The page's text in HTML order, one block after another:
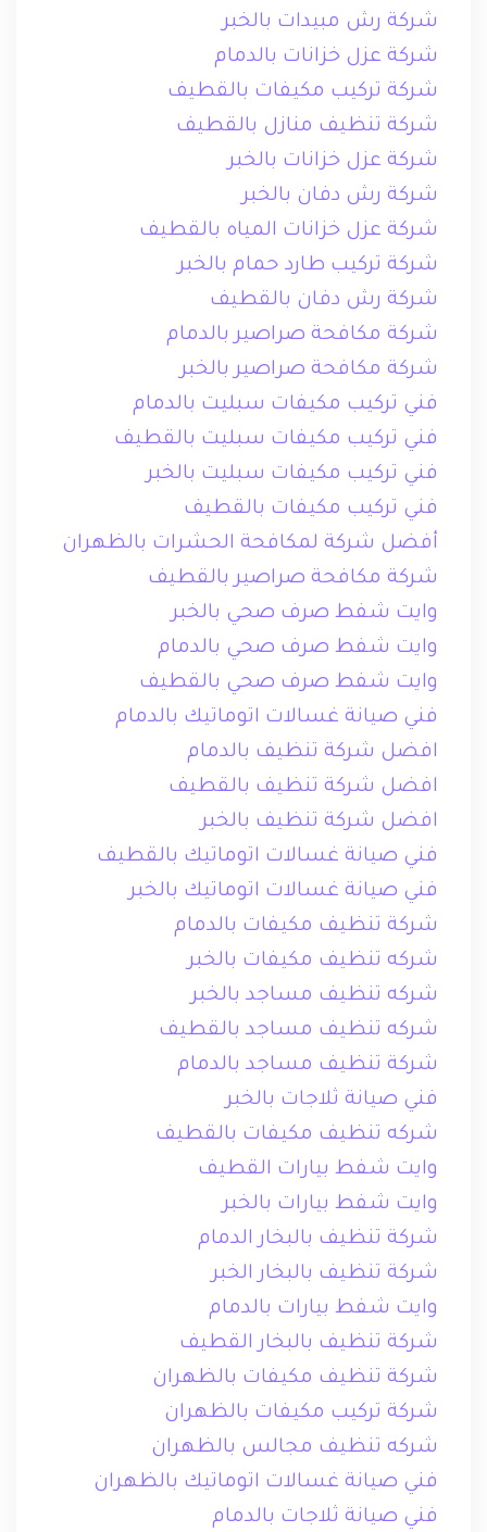
شركة رش مبيدات بالخبر
شركة عزل خزانات بالدمام
شركة تركيب مكيفات بالقطيف
شركة تنظيف منازل بالقطيف
شركة عزل خزانات بالخبر
شركة رش دفان بالخبر
شركة عزل خزانات المياه بالقطيف
شركة تركيب طارد حمام بالخبر
شركة رش دفان بالقطيف
شركة مكافحة صراصير بالدمام
شركة مكافحة صراصير بالخبر
فني تركيب مكيفات سبليت بالدمام
فني تركيب مكيفات سبليت بالقطيف
فني تركيب مكيفات سبليت بالخبر
فني تركيب مكيفات بالقطيف
أفضل شركة لمكافحة الحشرات بالظهران
شركة مكافحة صراصير بالقطيف
وايت شفط صرف صحي بالخبر
وايت شفط صرف صحي بالدمام
وايت شفط صرف صحي بالقطيف
فني صيانة غسالات اتوماتيك بالدمام
افضل شركة تنظيف بالدمام
افضل شركة تنظيف بالقطيف
افضل شركة تنظيف بالخبر
فني صيانة غسالات اتوماتيك بالقطيف
فني صيانة غسالات اتوماتيك بالخبر
شركة تنظيف مكيفات بالدمام
شركه تنظيف مكيفات بالخبر
شركه تنظيف مساجد بالخبر
شركه تنظيف مساجد بالقطيف
شركة تنظيف مساجد بالدمام
فني صيانة ثلاجات بالخبر
شركه تنظيف مكيفات بالقطيف
وايت شفط بيارات القطيف
وايت شفط بيارات بالخبر
شركة تنظيف بالبخار الدمام
شركة تنظيف بالبخار الخبر
وايت شفط بيارات بالدمام
شركة تنظيف بالبخار القطيف
شركة تنظيف مكيفات بالظهران
شركة تركيب مكيفات بالظهران
شركه تنظيف مجالس بالظهران
فني صيانة غسالات اتوماتيك بالظهران
فني صيانة ثلاجات بالدمام